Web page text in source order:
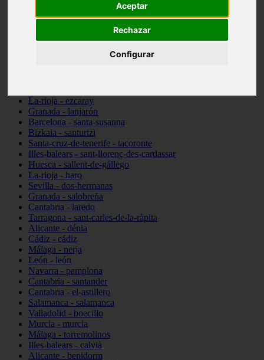
Aceptar
Rechazar
Configurar
Las-palmas - yaiza
Valladolid - fuensaldaña
La-rioja - ezcaray
Granada - lanjarón
Barcelona - santa-susanna
Bizkaia - santurtzi
Santa-cruz-de-tenerife - tacoronte
Illes-balears - sant-llorenç-des-cardassar
Huesca - sallent-de-gállego
La-rioja - haro
Sevilla - dos-hermanas
Granada - salobreña
Cantabria - laredo
Tarragona - sant-carles-de-la-ràpita
Alicante - dénia
Cádiz - cádiz
Málaga - nerja
León - león
Navarra - pamplona
Cantabria - santander
Cantabria - el-astillero
Salamanca - salamanca
Valladolid - boecillo
Murcia - murcia
Málaga - torremolinos
Illes-balears - calvià
Alicante - benidorm